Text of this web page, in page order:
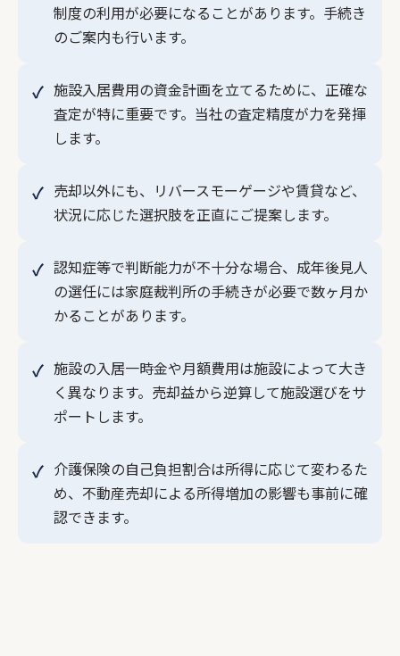
制度の利用が必要になることがあります。手続き
のご案内も行います。
施設入居費用の資金計画を立てるために、正確な
査定が特に重要です。当社の査定精度が力を発揮
します。
売却以外にも、リバースモーゲージや賃貸など、
状況に応じた選択肢を正直にご提案します。
認知症等で判断能力が不十分な場合、成年後見人
の選任には家庭裁判所の手続きが必要で数ヶ月か
かることがあります。
施設の入居一時金や月額費用は施設によって大き
く異なります。売却益から逆算して施設選びをサ
ポートします。
介護保険の自己負担割合は所得に応じて変わるた
め、不動産売却による所得増加の影響も事前に確
認できます。